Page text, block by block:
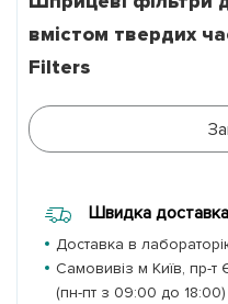
Новини
вмістом твердих
Filters
Швидка
Доставка в
Самовивіз м Київ, пр-
(пн-пт з 09:00 до 18:00)